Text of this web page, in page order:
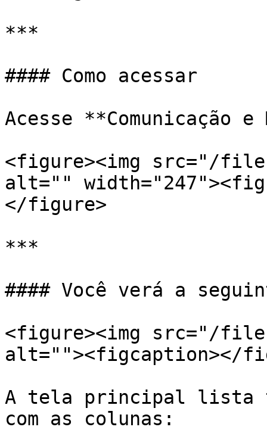
***
#### Como acessar
Acesse **Comunicação
<figure><img src="/
alt=""
</figure>
***
#### Você verá a
<figure><img src="/files/
alt=""><figcaption></
A tela principal lista
com as colunas: